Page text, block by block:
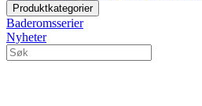
Produktkategorier
Baderomsserier
Nyheter